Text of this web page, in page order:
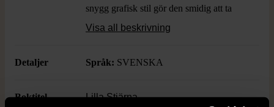
snygg grafisk stil gör den smidig att ta
med överallt. En svensk roman som
Visa all beskrivning
Detaljer Språk: SVENSKA
Boktitel Lilla Stjärna